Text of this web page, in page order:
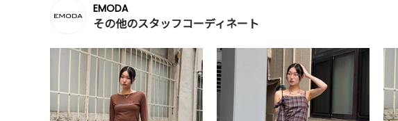
EMODA
その他のスタッフコーディネート